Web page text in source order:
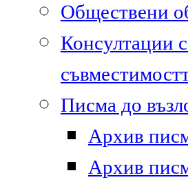
Обществени
Консултации
Писма до
Архив
Архив